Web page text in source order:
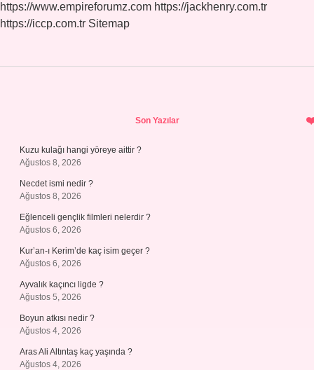
https://www.empireforumz.com https://jackhenry.com.tr
https://iccp.com.tr Sitemap
Son Yazılar
Kuzu kulağı hangi yöreye aittir ?
Ağustos 8, 2026
Necdet ismi nedir ?
Ağustos 8, 2026
Eğlenceli gençlik filmleri nelerdir ?
Ağustos 6, 2026
Kur’an-ı Kerim’de kaç isim geçer ?
Ağustos 6, 2026
Ayvalık kaçıncı ligde ?
Ağustos 5, 2026
Boyun atkısı nedir ?
Ağustos 4, 2026
Aras Ali Altıntaş kaç yaşında ?
Ağustos 4, 2026